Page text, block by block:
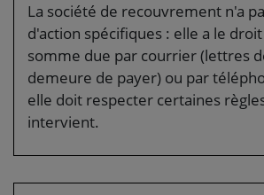
La société de recouvrement n'a
d'action spécifiques : elle a le
somme due par courrier (lettres
demeure de payer) ou par
elle doit respecter certaines
intervient.